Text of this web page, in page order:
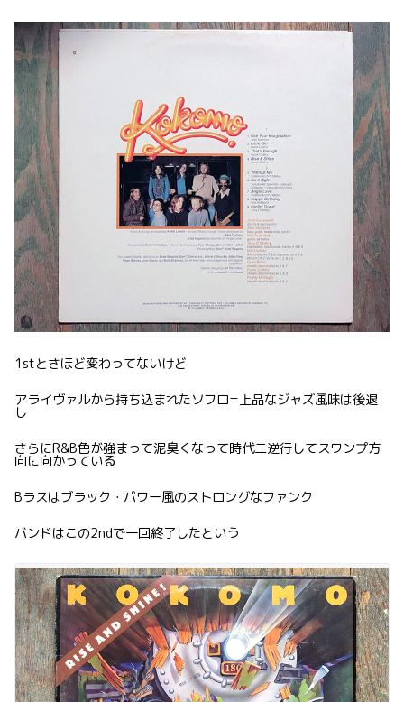
1stとさほど変わってないけど
アライヴァルから持ち込まれたソフロ=上品なジャズ風味は後退
し
さらにR&B色が強まって泥臭くなって時代二逆行してスワンプ方
向に向かっている
Bラスはブラック・パワー風のストロングなファンク
バンドはこの2ndで一回終了したという